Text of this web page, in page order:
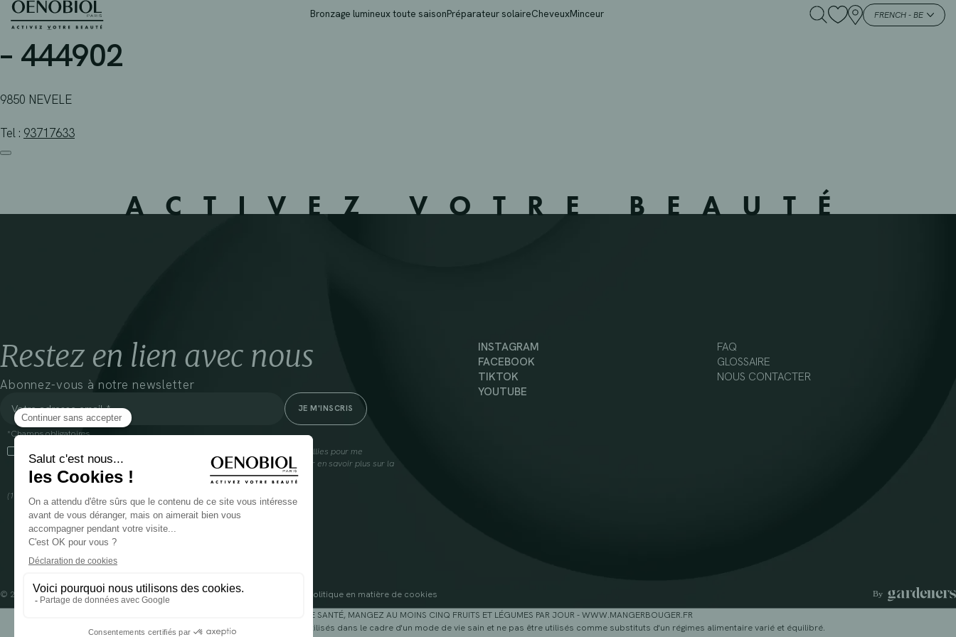
Skip
Bronzage lumineux toute saisonPréparateur solaireCheveuxMinceur FRENCH - BE
APOTHEEK VIDAFAR BVBA – NEVELE – 444902 – NEVELE – – NEVELE
– 444902
9850 NEVELE
Tel : 93717633
ACTIVEZ VOTRE BEAUTÉ
Restez en lien avec nous
Abonnez-vous à notre newsletter
*Champs obligatoires
En cliquant sur cette case, j’accepte que Cooper(1) traite les données recueillies pour me
communiquer des informations commerciales sur ses produits et offres. Pour en savoir plus sur la
gestion de vos données et vos droits, rendez-vousici
(1) Coopération pharmaceutique Française, RCS Melun 399 227 636
INSTAGRAM
FACEBOOK
TIKTOK
YOUTUBE
FAQ
GLOSSAIRE
NOUS CONTACTER
© 2024 OENOBIOL PARISMentions légalesConditions Générales d’Utilisation
Politique en matière de cookies
POUR VOTRE SANTÉ, MANGEZ AU MOINS CINQ FRUITS ET LÉGUMES PAR JOUR - WWW.MANGERBOUGER.FR
Les complément alimentaires doivent être utilisés dans le cadre d'un mode de vie sain et ne pas être utilisés comme substituts d'un régimes alimentaire varié et équilibré.